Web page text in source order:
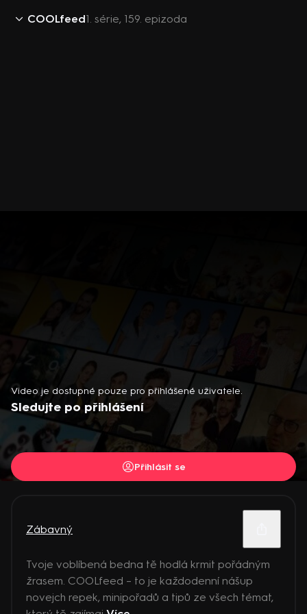
COOLfeed1. série, 159. epizoda
Video je dostupné pouze pro přihlášené uživatele.
Sledujte po přihlášení
Přihlásit se
Zábavný
Tvoje voblíbená bedna tě hodlá krmit pořádným
žrasem. COOLfeed – to je každodenní nášup
novejch repek, minipořadů a tipů ze všech témat,